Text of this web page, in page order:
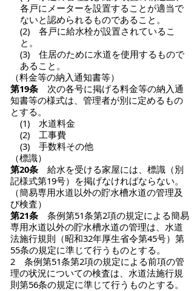
各戸にメーターを設置することが適当で
ないと認められるものであること。
(2) 各戸に給水栓が設置されているこ
と。
(3) 住居のために水道を使用するもので
あること。
（料金等の納入通知書等）
第19条次の各号に掲げる料金等の納入通
知書等の様式は、管理者が別に定めるもの
とする。
(1) 水道料金
(2) 工事費
(3) 手数料その他
（標識）
第20条給水を受ける家屋には、標識（別
記様式第19号）を掲げなければならない。
（簡易専用水道以外の貯水槽水道の管理及
び検査）
第21条条例第51条第2項の規定による簡易
専用水道以外の貯水槽水道の管理は、水道
法施行規則（昭和32年厚生省令第45号）第
55条の規定に準じて行うものとする。
2 条例第51条第2項の規定による前項の管
理の状況についての検査は、水道法施行規
則第56条の規定に準じて行うものとする。